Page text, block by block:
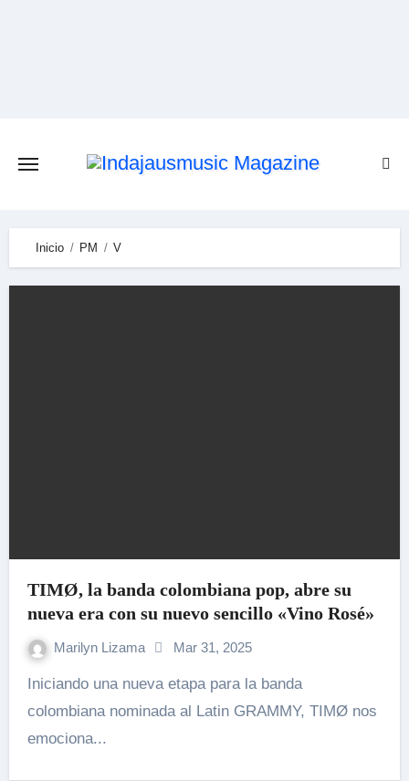
Inicio PM V
TIMØ, la banda colombiana pop, abre su
nueva era con su nuevo sencillo «Vino Rosé»
Marilyn Lizama Mar 31, 2025
Iniciando una nueva etapa para la banda
colombiana nominada al Latin GRAMMY, TIMØ nos
emociona...